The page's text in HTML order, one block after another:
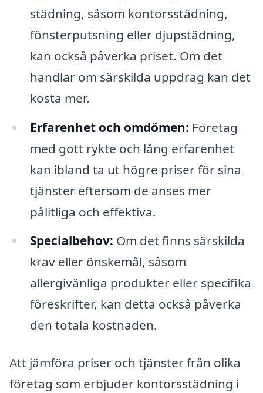
städning, såsom kontorsstädning,
fönsterputsning eller djupstädning,
kan också påverka priset. Om det
handlar om särskilda uppdrag kan det
kosta mer.
Erfarenhet och omdömen: Företag
med gott rykte och lång erfarenhet
kan ibland ta ut högre priser för sina
tjänster eftersom de anses mer
pålitliga och effektiva.
Specialbehov: Om det finns särskilda
krav eller önskemål, såsom
allergivänliga produkter eller specifika
föreskrifter, kan detta också påverka
den totala kostnaden.
Att jämföra priser och tjänster från olika
företag som erbjuder kontorsstädning i